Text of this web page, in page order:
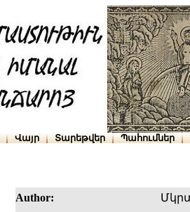
Վայր Տարեթվեր Պահումներ
Author: